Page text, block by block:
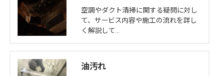
空調やダクト清掃に関する疑問に対し
て、サービス内容や施工の流れを詳し
く解説して…
油汚れ